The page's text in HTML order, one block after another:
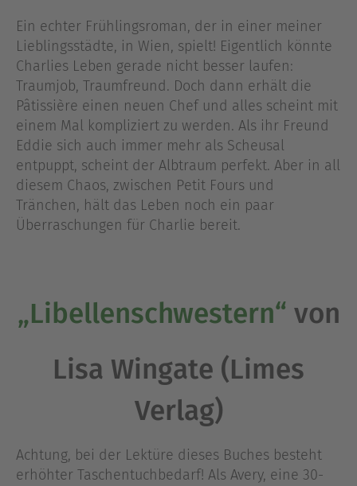
Ein echter Frühlingsroman, der in einer meiner
Lieblingsstädte, in Wien, spielt! Eigentlich könnte
Charlies Leben gerade nicht besser laufen:
Traumjob, Traumfreund. Doch dann erhält die
Pâtissière einen neuen Chef und alles scheint mit
einem Mal kompliziert zu werden. Als ihr Freund
Eddie sich auch immer mehr als Scheusal
entpuppt, scheint der Albtraum perfekt. Aber in all
diesem Chaos, zwischen Petit Fours und
Tränchen, hält das Leben noch ein paar
Überraschungen für Charlie bereit.
„Libellenschwestern“ von
Lisa Wingate (Limes
Verlag)
Achtung, bei der Lektüre dieses Buches besteht
erhöhter Taschentuchbedarf! Als Avery, eine 30-